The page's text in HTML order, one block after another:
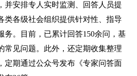
并安排专人实时监测、回答人员提
类各级社会组织提供针对性、指导
务。目前，已累计回答150余问，基
常见问题。此外，还定期收集整理
定期通过公众号发布《专家问答面